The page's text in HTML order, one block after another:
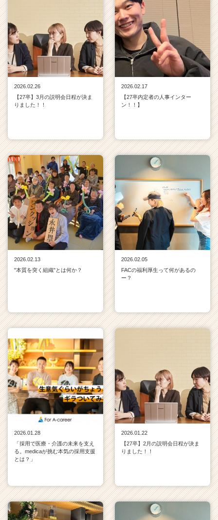
2026.02.26
【27卒】3月の説明会日程が決ま
りました！！
2026.02.17
【27卒内定者の人事インター
ン！！】
2026.02.13
"本質を突く組織"とは何か？
2026.02.05
FACの福利厚生って何があるの
ー？
2026.01.28
「採用で医療・介護の未来を支え
る。medicaが挑む本気の採用支援
とは？」
2026.01.22
【27卒】2月の説明会日程が決ま
りました！！